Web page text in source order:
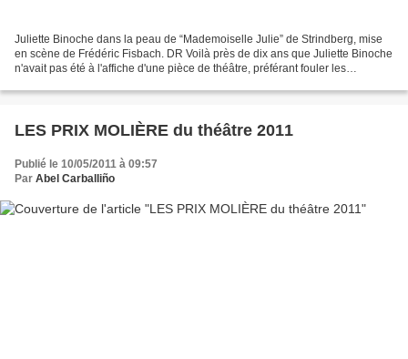
Juliette Binoche dans la peau de “Mademoiselle Julie” de Strindberg, mise
en scène de Frédéric Fisbach. DR Voilà près de dix ans que Juliette Binoche
n'avait pas été à l'affiche d'une pièce de théâtre, préférant fouler les
LES PRIX MOLIÈRE du théâtre 2011
Publié le 10/05/2011 à 09:57
Par Abel Carballiño